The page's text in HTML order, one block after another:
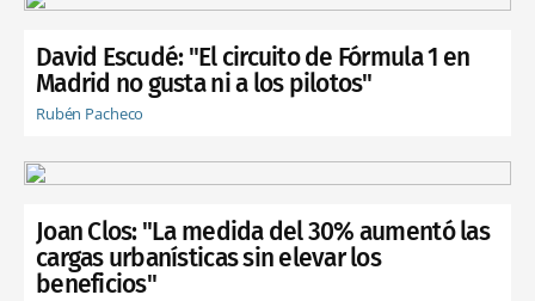
David Escudé: "El circuito de Fórmula 1 en
Madrid no gusta ni a los pilotos"
Rubén Pacheco
Joan Clos: "La medida del 30% aumentó las
cargas urbanísticas sin elevar los
beneficios"